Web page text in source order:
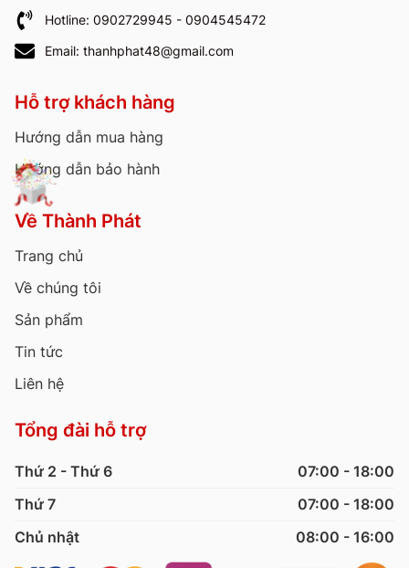
Hotline: 0902729945 - 0904545472
Email: thanhphat48@gmail.com
Hỗ trợ khách hàng
Hướng dẫn mua hàng
Hướng dẫn bảo hành
Về Thành Phát
Trang chủ
Về chúng tôi
Sản phẩm
Tin tức
Liên hệ
Tổng đài hỗ trợ
Thứ 2 - Thứ 6
07:00 - 18:00
Thứ 7
07:00 - 18:00
Chủ nhật
08:00 - 16:00